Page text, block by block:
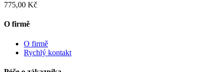
775,00 Kč
O firmě
O firmě
Rychlý kontakt